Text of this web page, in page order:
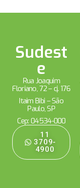
Sudest
e
Rua Joaquim
Floriano, 72 – cj. 176
Itaim Bibi – São
Paulo, SP
Cep: 04534-000
11
3709-
4900